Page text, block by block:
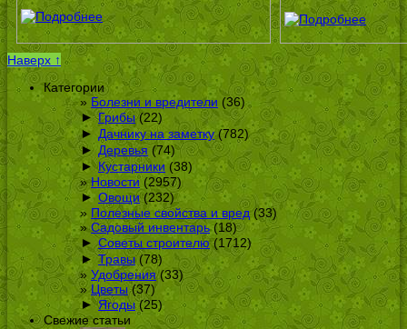
Наверх ↑
Категории
Болезни и вредители (36)
► Грибы(22)
► Дачнику на заметку(782)
► Деревья (74)
► Кустарники (38)
Новости(2957)
► Овощи(232)
Полезные свойства и вред(33)
Садовый инвентарь(18)
► Советы строителю(1712)
► Травы(78)
Удобрения(33)
Цветы(37)
► Ягоды(25)
Свежие статьи